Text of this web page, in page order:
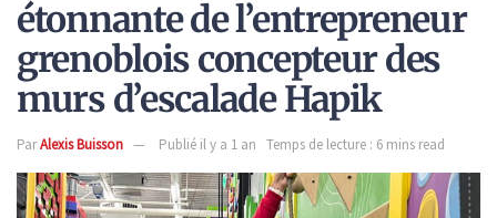
étonnante de l’entrepreneur
grenoblois concepteur des
murs d’escalade Hapik
ParAlexis Buisson Publié il y a 1 an Temps de lecture : 6 mins read